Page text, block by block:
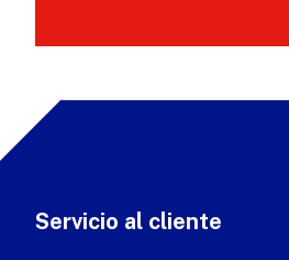
Servicio al cliente